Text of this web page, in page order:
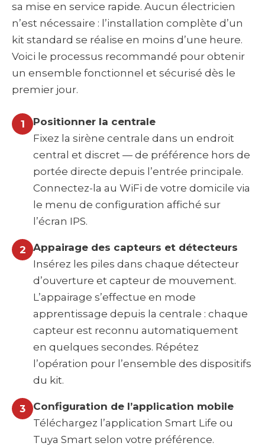
sa mise en service rapide. Aucun électricien
n’est nécessaire : l’installation complète d’un
kit standard se réalise en moins d’une heure.
Voici le processus recommandé pour obtenir
un ensemble fonctionnel et sécurisé dès le
premier jour.
1
Positionner la centrale
Fixez la sirène centrale dans un endroit
central et discret — de préférence hors de
portée directe depuis l’entrée principale.
Connectez-la au WiFi de votre domicile via
le menu de configuration affiché sur
l’écran IPS.
2
Appairage des capteurs et détecteurs
Insérez les piles dans chaque détecteur
d’ouverture et capteur de mouvement.
L’appairage s’effectue en mode
apprentissage depuis la centrale : chaque
capteur est reconnu automatiquement
en quelques secondes. Répétez
l’opération pour l’ensemble des dispositifs
du kit.
3
Configuration de l’application mobile
Téléchargez l’application Smart Life ou
Tuya Smart selon votre préférence.